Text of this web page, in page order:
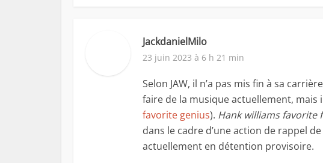
JackdanielMilo
23 juin 2023 à 6 h 21 min
Selon JAW, il n’a pas mis fin à sa
faire de la musique actuellement, mais
favorite genius). Hank williams favorite
dans le cadre d’une action de rappel
actuellement en détention provisoire.